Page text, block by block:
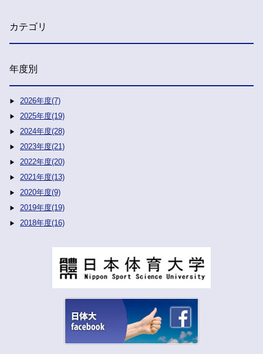
カテゴリ
年度別
2026年度(7)
2025年度(19)
2024年度(28)
2023年度(21)
2022年度(20)
2021年度(13)
2020年度(9)
2019年度(19)
2018年度(16)